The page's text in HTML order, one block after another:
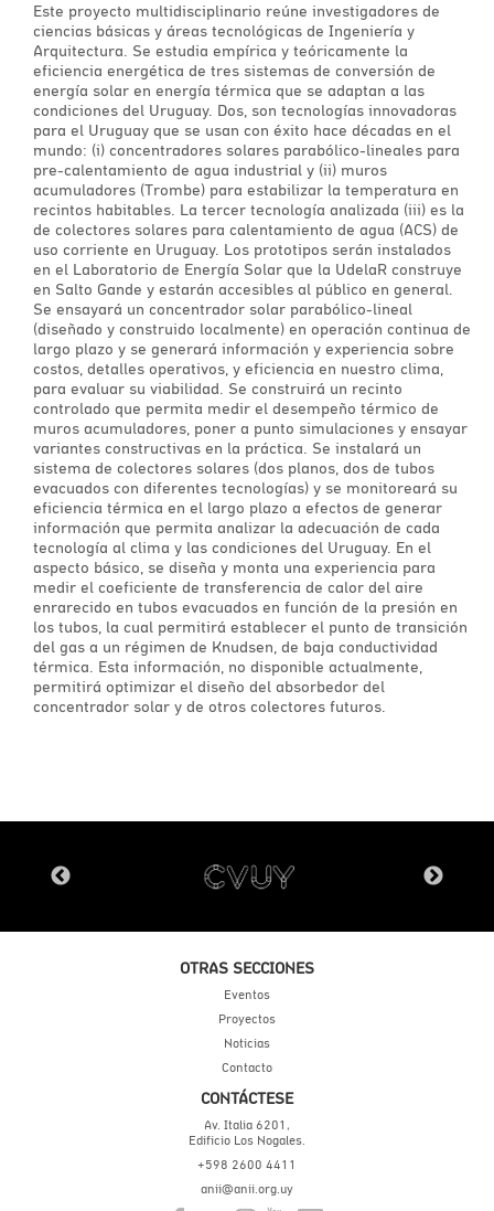
Este proyecto multidisciplinario reúne investigadores de
ciencias básicas y áreas tecnológicas de Ingeniería y
Arquitectura. Se estudia empírica y teóricamente la
eficiencia energética de tres sistemas de conversión de
energía solar en energía térmica que se adaptan a las
condiciones del Uruguay. Dos, son tecnologías innovadoras
para el Uruguay que se usan con éxito hace décadas en el
mundo: (i) concentradores solares parabólico-lineales para
pre-calentamiento de agua industrial y (ii) muros
acumuladores (Trombe) para estabilizar la temperatura en
recintos habitables. La tercer tecnología analizada (iii) es la
de colectores solares para calentamiento de agua (ACS) de
uso corriente en Uruguay. Los prototipos serán instalados
en el Laboratorio de Energía Solar que la UdelaR construye
en Salto Gande y estarán accesibles al público en general.
Se ensayará un concentrador solar parabólico-lineal
(diseñado y construido localmente) en operación continua de
largo plazo y se generará información y experiencia sobre
costos, detalles operativos, y eficiencia en nuestro clima,
para evaluar su viabilidad. Se construirá un recinto
controlado que permita medir el desempeño térmico de
muros acumuladores, poner a punto simulaciones y ensayar
variantes constructivas en la práctica. Se instalará un
sistema de colectores solares (dos planos, dos de tubos
evacuados con diferentes tecnologías) y se monitoreará su
eficiencia térmica en el largo plazo a efectos de generar
información que permita analizar la adecuación de cada
tecnología al clima y las condiciones del Uruguay. En el
aspecto básico, se diseña y monta una experiencia para
medir el coeficiente de transferencia de calor del aire
enrarecido en tubos evacuados en función de la presión en
los tubos, la cual permitirá establecer el punto de transición
del gas a un régimen de Knudsen, de baja conductividad
térmica. Esta información, no disponible actualmente,
permitirá optimizar el diseño del absorbedor del
concentrador solar y de otros colectores futuros.
OTRAS SECCIONES
Eventos
Proyectos
Noticias
Contacto
CONTÁCTESE
Av. Italia 6201,
Edificio Los Nogales.
+598 2600 4411
anii@anii.org.uy